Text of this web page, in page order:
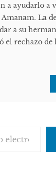
a ayudarlo a
Amanam. La
a su
rechazo de